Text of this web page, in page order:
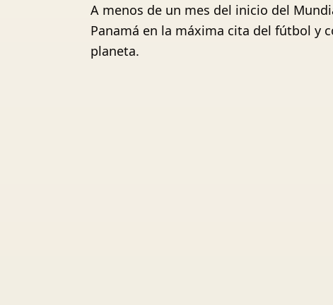
A menos de un mes del inicio del
Panamá en la máxima cita del fútbol y
planeta.